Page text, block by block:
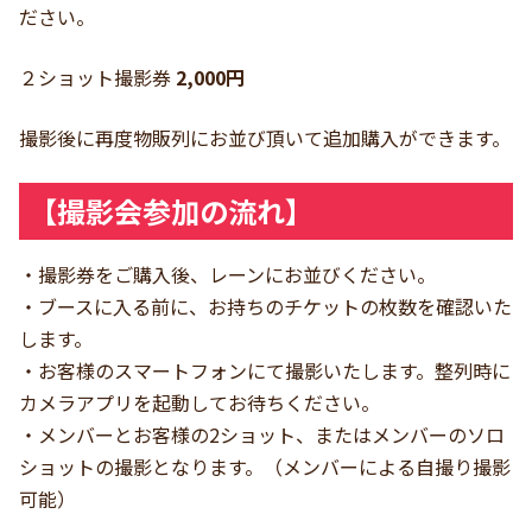
ださい。
２ショット撮影券 2,000円
撮影後に再度物販列にお並び頂いて追加購入ができます。
【撮影会参加の流れ】
・撮影券をご購入後、レーンにお並びください。
・ブースに入る前に、お持ちのチケットの枚数を確認いた
します。
・お客様のスマートフォンにて撮影いたします。整列時に
カメラアプリを起動してお待ちください。
・メンバーとお客様の2ショット、またはメンバーのソロ
ショットの撮影となります。（メンバーによる自撮り撮影
可能）